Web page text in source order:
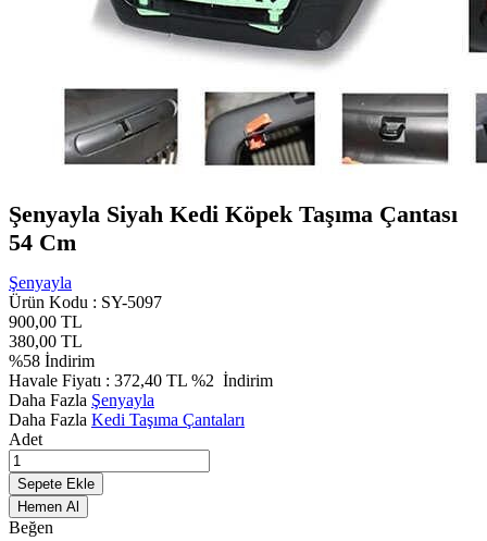
Şenyayla Siyah Kedi Köpek Taşıma Çantası
54 Cm
Şenyayla
Ürün Kodu : SY-5097
900,00 TL
380,00 TL
%58 İndirim
Havale Fiyatı : 372,40 TL %2 İndirim
Daha Fazla Şenyayla
Daha Fazla Kedi Taşıma Çantaları
Adet
Sepete Ekle
Hemen Al
Beğen